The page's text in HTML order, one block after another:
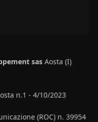
sas Aosta (I)
n.1 - 4/10/2023
(ROC) n. 39954